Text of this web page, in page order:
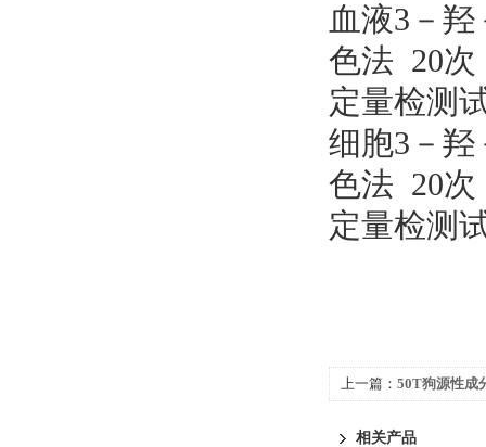
血液3－羟
色法 20次
定量检测
细胞3－羟
色法 20次
定量检测
上一篇： 50T狗源性成
相关产品